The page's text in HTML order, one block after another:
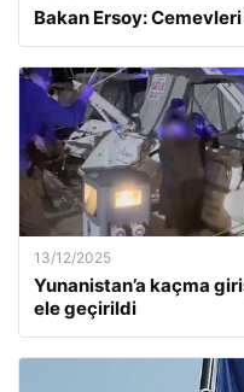
Bakan Ersoy:
13/12/2025
Yunanistan’a kaçma
ele geçirildi